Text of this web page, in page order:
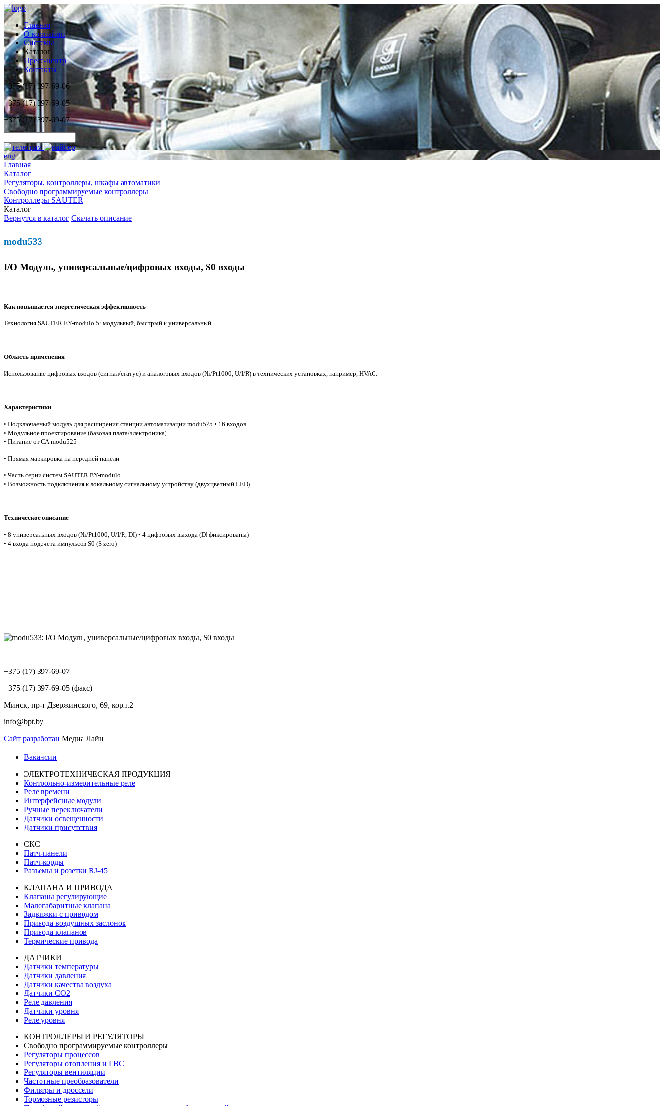
Главная
О компании
Системы
Каталог
Пресс-центр
Контакты
+375 (17) 397-69-06
+375 (17) 397-69-05
+375 (17) 397-69-07
eng
Главная
Каталог
Регуляторы, контроллеры, шкафы автоматики
Свободно программируемые контроллеры
Контроллеры SAUTER
Каталог
Вернутся в каталог Скачать описание
modu533
I/O Модуль, универсальные/цифровых входы, S0 входы
Как повышается энергетическая эффективность
Технология SAUTER EY-modulo 5: модульный, быстрый и универсальный.
Область применения
Использование цифровых входов (сигнал/статус) и аналоговых входов (Ni/Pt1000, U/I/R) в технических установках, например, HVAC.
Характеристики
• Подключаемый модуль для расширения станции автоматизации modu525 • 16 входов
• Модульное проектирование (базовая плата/электроника)
• Питание от СА modu525
• Прямая маркировка на передней панели
• Часть серии систем SAUTER EY-modulo
• Возможность подключения к локальному сигнальному устройству (двухцветный LED)
Техническое описание
• 8 универсальных входов (Ni/Pt1000, U/I/R, DI) • 4 цифровых выхода (DI фиксированы)
• 4 входа подсчета импульсов S0 (S zero)
+375 (17) 397-69-07
+375 (17) 397-69-05 (факс)
Минск, пр-т Дзержинского, 69, корп.2
info@bpt.by
Сайт разработан Медиа Лайн
Вакансии
ЭЛЕКТРОТЕХНИЧЕСКАЯ ПРОДУКЦИЯ
Контрольно-измерительные реле
Реле времени
Интерфейсные модули
Ручные переключатели
Датчики освещенности
Датчики присутствия
СКС
Патч-панели
Патч-корды
Разъемы и розетки RJ-45
КЛАПАНА И ПРИВОДА
Клапаны регулирующие
Малогабаритные клапана
Задвижки с приводом
Привода воздушных заслонок
Привода клапанов
Термические привода
ДАТЧИКИ
Датчики температуры
Датчики давления
Датчики качества воздуха
Датчики СО2
Реле давления
Датчики уровня
Реле уровня
КОНТРОЛЛЕРЫ И РЕГУЛЯТОРЫ
Свободно программируемые контроллеры
Регуляторы процессов
Регуляторы отопления и ГВС
Регуляторы вентиляции
Частотные преобразователи
Фильтры и дроссели
Тормозные резисторы